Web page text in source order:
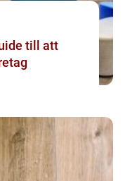
till att